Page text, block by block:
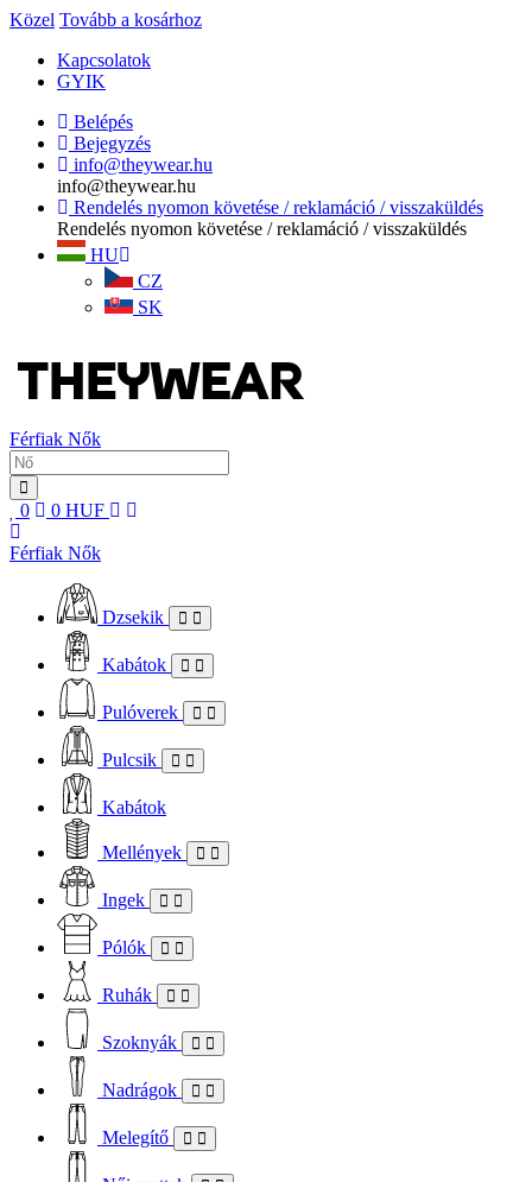
Közel Tovább a kosárhoz
Kapcsolatok
GYIK
Belépés
Bejegyzés
info@theywear.hu
info@theywear.hu
Rendelés nyomon követése / reklamáció / visszaküldés
Rendelés nyomon követése / reklamáció / visszaküldés
HU
CZ
SK
Férfiak Nők
0 0 HUF
Férfiak Nők
Dzsekik
Kabátok
Pulóverek
Pulcsik
Kabátok
Mellények
Ingek
Pólók
Ruhák
Szoknyák
Nadrágok
Melegítő